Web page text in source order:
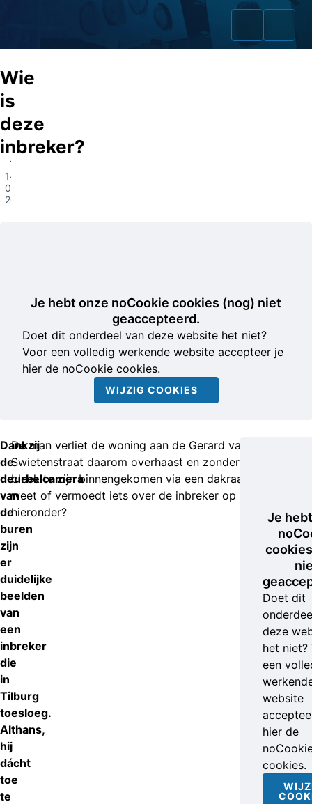
Zaken
Volg ons
Wie
is
deze
inbreker?
Tilburg
14-
02-
2023
Je hebt onze noCookie cookies (nog) niet
geaccepteerd.
Doet dit onderdeel van deze website het niet?
Voor een volledig werkende website accepteer je
hier de noCookie cookies.
WIJZIG COOKIES
Dankzij
de
deurbelcamera
van
de
buren
zijn
er
duidelijke
beelden
van
een
inbreker
die
in
Tilburg
toesloeg.
Althans,
hij
dácht
toe
te
De man verliet de woning aan de Gerard van
Swietenstraat daarom overhaast en zonder buit. Hij
bleek te zijn binnengekomen via een dakraam. Wie
weet of vermoedt iets over de inbreker op de beelden
hieronder?
Je
Doet dit
deze
het niet?
een
website
hier de
cookies.